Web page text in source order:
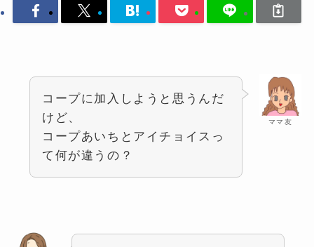
ママ友
コープに加入しようと思うんだ
けど、
コープあいちとアイチョイスっ
て何が違うの？